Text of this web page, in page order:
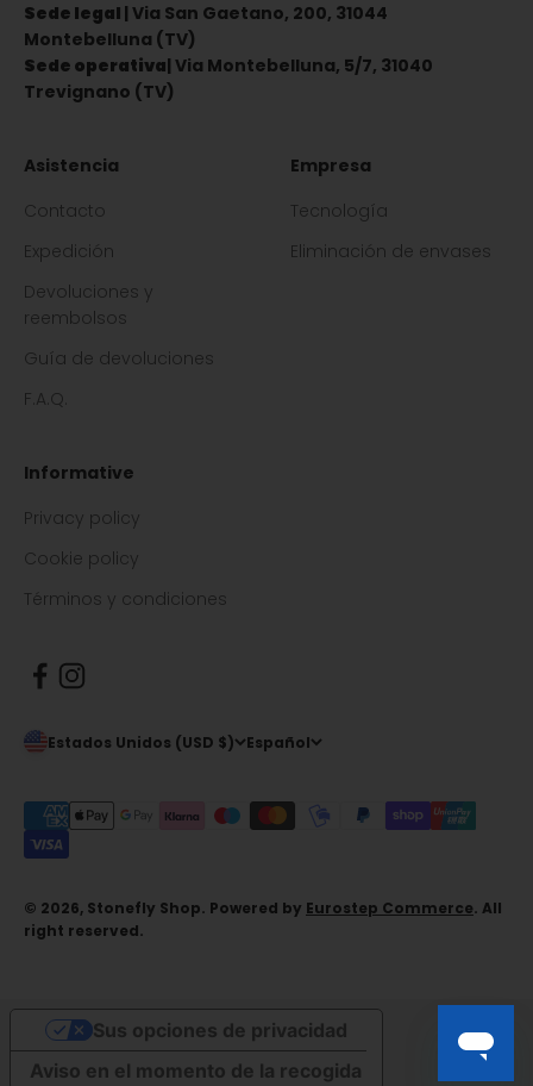
Sede legal | Via San Gaetano, 200, 31044
Montebelluna (TV)
Sede operativa| Via Montebelluna, 5/7, 31040
Trevignano (TV)
Asistencia
Contacto
Expedición
Devoluciones y
reembolsos
Guía de devoluciones
F.A.Q.
Empresa
Tecnología
Eliminación de envases
Informative
Privacy policy
Cookie policy
Términos y condiciones
Estados Unidos (USD $) Español
© 2026, Stonefly Shop. Powered by Eurostep Commerce. All
right reserved.
Aviso en el momento de la recogida
Sus opciones de privacidad